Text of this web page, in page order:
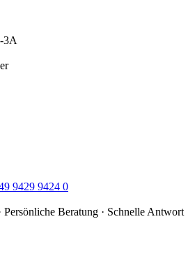
3A
9429 9424 0
Beratung · Schnelle Antwort